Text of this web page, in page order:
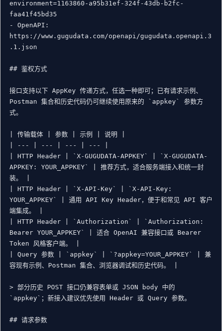
environment=1163860-a95b31ef-324f-43db-b2fc-
faa41f45bd35
- OpenAPI:
https://www.gugudata.com/openapi/gugudata.openapi.3
.1.json
## 鉴权方式
接口支持以下 AppKey 传递方式，任选一种即可；已有请求示例、
Postman 集合和历史代码仍可继续使用原来的 `appkey` 参数方
式。
| 传输载体 | 参数 | 示例 | 说明 |
| --- | --- | --- | --- |
| HTTP Header | `X-GUGUDATA-APPKEY` | `X-GUGUDATA-
APPKEY: YOUR_APPKEY` | 推荐方式，适合服务端接入和统一封
装。 |
| HTTP Header | `X-API-Key` | `X-API-Key:
YOUR_APPKEY` | 通用 API Key Header，便于和常见 API 客户
端集成。 |
| HTTP Header | `Authorization` | `Authorization:
Bearer YOUR_APPKEY` | 适合 OpenAI 兼容接口或 Bearer
Token 风格客户端。 |
| Query 参数 | `appkey` | `?appkey=YOUR_APPKEY` | 兼
容现有示例、Postman 集合、浏览器调试和历史代码。 |
> 部分历史 POST 接口仍兼容表单或 JSON body 中的
`appkey`；新接入建议优先使用 Header 或 Query 参数。
## 请求参数